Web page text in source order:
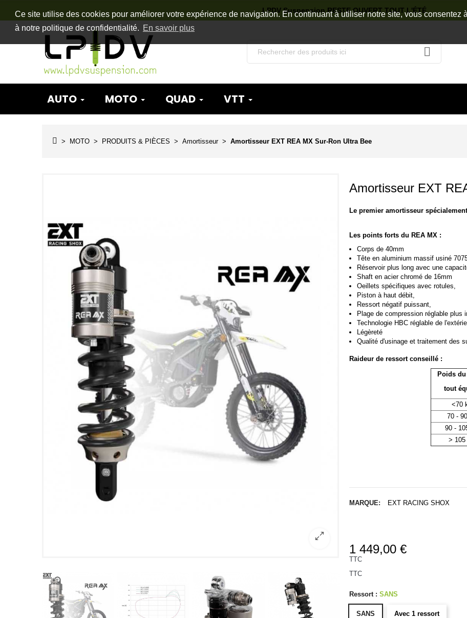
Ce site utilise des cookies pour améliorer votre expérience de navigation. En continuant à utiliser notre site, vous consentez
à notre politique de confidentialité. En savoir plus
LPDV Suspension RESTE OUVERT TOUT L'ÉTÉ
AUTO MOTO QUAD VTT
MOTO PRODUITS & PIÈCES Amortisseur Amortisseur EXT REA MX Sur-Ron Ultra Bee
Amortisseur EXT
Le premier amortisseur
Les points forts du REA MX :
Corps de 40mm
Tête en aluminium massif usiné
Réservoir plus long avec une
Shaft en acier chromé de 16mm
Oeillets spécifiques avec rotules,
Piston à haut débit,
Ressort négatif puissant,
Plage de compression réglable plus
Technologie HBC réglable de
Légèreté
Qualité d'usinage et traitement des
Raideur de ressort conseillé :
Poids
tout
<70
70 -
90 -
> 105
MARQUE: EXT RACING SHOX
1 449,00 €
TTC
TTC
Ressort : SANS
SANS Avec 1 ressort